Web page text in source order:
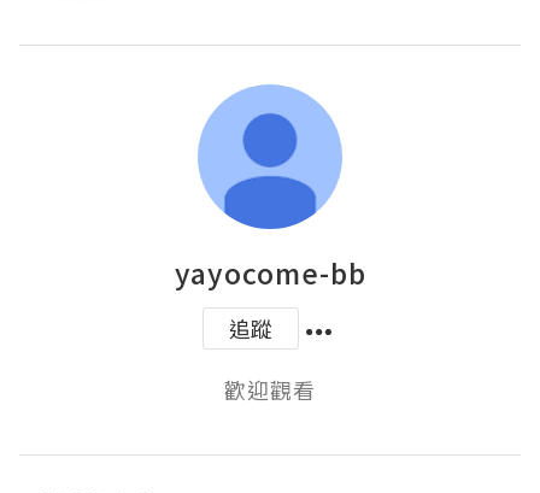
yayocome-bb
追蹤